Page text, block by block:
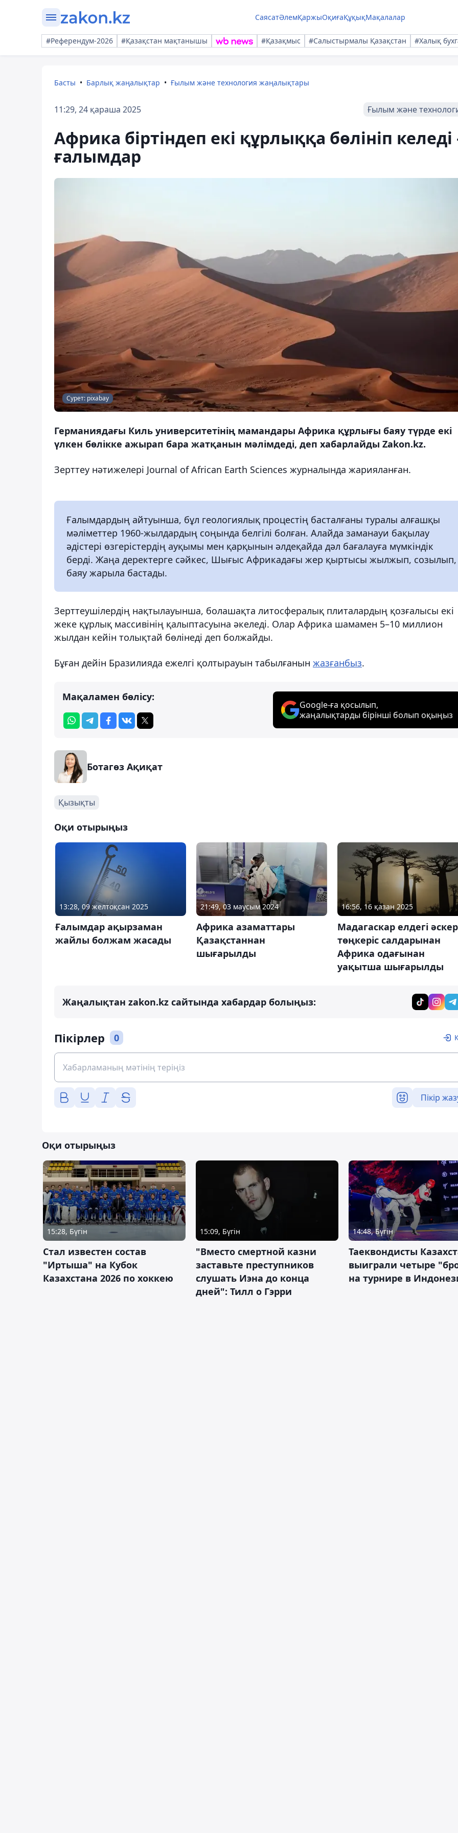
СаясатӘлемҚаржыОқиғаҚұқықМақалалар
#Референдум-2026 #Қазақстан мақтанышы #Қазақмыс #Салыстырмалы Қазақстан #Халық
Басты Барлық жаңалықтар Ғылым және технология жаңалықтары
11:29, 24 қараша 2025 Ғылым және
Африка біртіндеп екі құрлыққа бөлініп келеді
ғалымдар
Сурет: pixabay
Германиядағы Киль университетінің мамандары Африка құрлығы баяу түрде екі
үлкен бөлікке ажырап бара жатқанын мәлімдеді, деп хабарлайды Zakon.kz.
Зерттеу нәтижелері Journal of African Earth Sciences журналында жарияланған.
Ғалымдардың айтуынша, бұл геологиялық процестің басталғаны туралы алғашқы
мәліметтер 1960-жылдардың соңында белгілі болған. Алайда заманауи бақылау
әдістері өзгерістердің ауқымы мен қарқынын әлдеқайда дәл бағалауға мүмкіндік
берді. Жаңа деректерге сәйкес, Шығыс Африкадағы жер қыртысы жылжып, созылып,
баяу жарыла бастады.
Зерттеушілердің нақтылауынша, болашақта литосфералық плиталардың қозғалысы екі
жеке құрлық массивінің қалыптасуына әкеледі. Олар Африка шамамен 5–10 миллион
жылдан кейін толықтай бөлінеді деп болжайды.
Бұған дейін Бразилияда ежелгі қолтырауын табылғанын жазғанбыз.
Мақаламен бөлісу:
Google-ға қосылып,
жаңалықтарды бірінші болып оқыңыз
Ботагөз Ақиқат
Қызықты
Оқи отырыңыз
13:28, 09 желтоқсан 2025
Ғалымдар ақырзаман
жайлы болжам жасады
21:49, 03 маусым 2024
Африка азаматтары
Қазақстаннан
шығарылды
16:56, 16 қазан 2025
Мадагаскар елдегі
төңкеріс салдарынан
Африка одағынан
уақытша шығарылды
Жаңалықтан zakon.kz сайтында хабардар болыңыз:
Пікірлер 0
Пікір
Оқи отырыңыз
15:28, Бүгін
Стал известен состав
"Иртыша" на Кубок
Казахстана 2026 по хоккею
15:09, Бүгін
"Вместо смертной казни
заставьте преступников
слушать Иэна до конца
дней": Тилл о Гэрри
14:48, Бүгін
Таеквондисты
выиграли четыре
на турнире в